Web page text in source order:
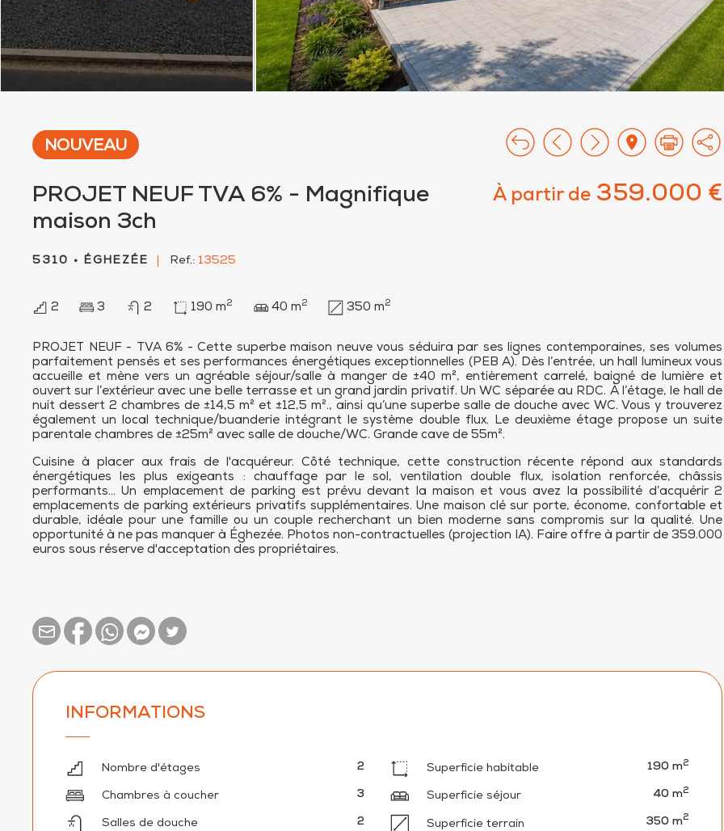
NOUVEAU
PROJET NEUF TVA 6% - Magnifique
maison 3ch
5310 • ÉGHEZÉE Ref.: 13525
À partir de 359.000 €
2 3 2 190 m2 40 m2 350 m2
PROJET NEUF - TVA 6% - Cette superbe maison neuve vous séduira par ses lignes contemporaines, ses volumes
parfaitement pensés et ses performances énergétiques exceptionnelles (PEB A). Dès l’entrée, un hall lumineux vous
accueille et mène vers un agréable séjour/salle à manger de ±40 m², entièrement carrelé, baigné de lumière et
ouvert sur l’extérieur avec une belle terrasse et un grand jardin privatif. Un WC séparée au RDC. À l’étage, le hall de
nuit dessert 2 chambres de ±14,5 m² et ±12,5 m²., ainsi qu’une superbe salle de douche avec WC. Vous y trouverez
également un local technique/buanderie intégrant le système double flux. Le deuxième étage propose un suite
parentale chambres de ±25m² avec salle de douche/WC. Grande cave de 55m².
Cuisine à placer aux frais de l'acquéreur. Côté technique, cette construction récente répond aux standards
énergétiques les plus exigeants : chauffage par le sol, ventilation double flux, isolation renforcée, châssis
performants… Un emplacement de parking est prévu devant la maison et vous avez la possibilité d’acquérir 2
emplacements de parking extérieurs privatifs supplémentaires. Une maison clé sur porte, économe, confortable et
durable, idéale pour une famille ou un couple recherchant un bien moderne sans compromis sur la qualité. Une
opportunité à ne pas manquer à Éghezée. Photos non-contractuelles (projection IA). Faire offre à partir de 359.000
euros sous réserve d'acceptation des propriétaires.
INFORMATIONS
Nombre d'étages 2
Chambres à coucher 3
Salles de douche 2
Superficie habitable 190 m2
Superficie séjour 40 m2
Superficie terrain 350 m2